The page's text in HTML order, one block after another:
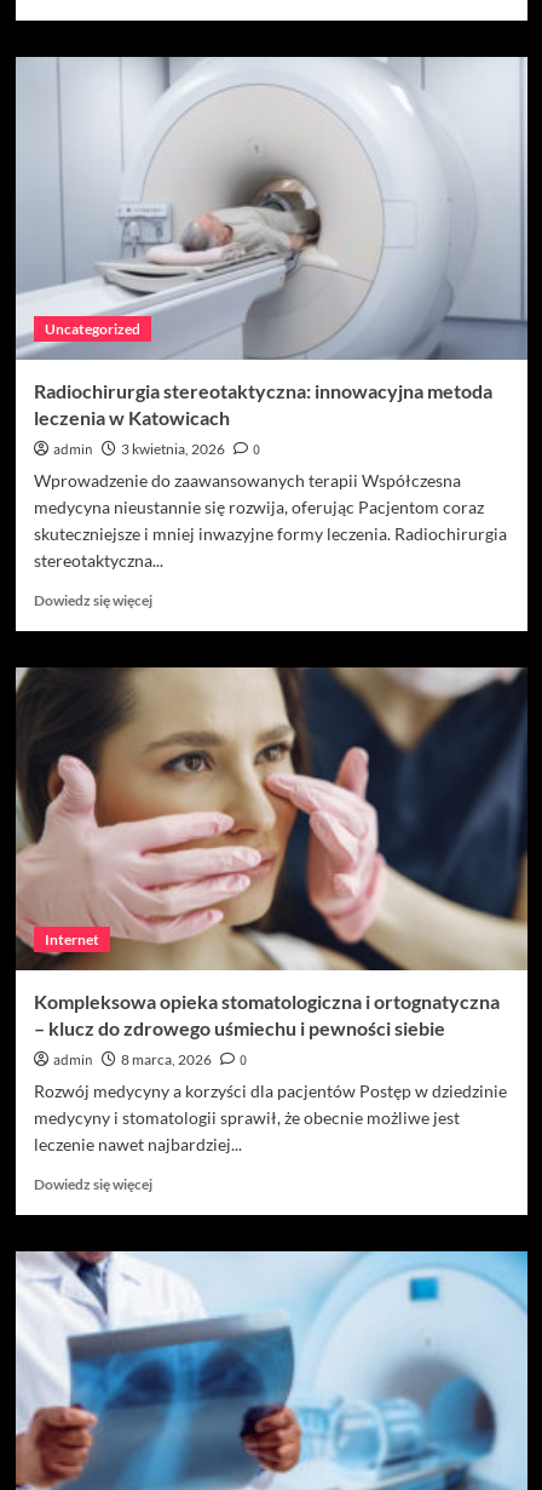
o
Nowoczesne
Metody
Leczenia
w
Knife
Exira:
Radiochirurgia
Stereotaktyczna
i
MRI
Uncategorized
Radiochirurgia stereotaktyczna: innowacyjna metoda
leczenia w Katowicach
admin 3 kwietnia, 2026
0
Wprowadzenie do zaawansowanych terapii Współczesna
medycyna nieustannie się rozwija, oferując Pacjentom coraz
skuteczniejsze i mniej inwazyjne formy leczenia. Radiochirurgia
stereotaktyczna...
Dowiedz się więcejDowiedz
o
innowacyjna
metoda
leczenia
w
Katowicach
Internet
Kompleksowa opieka stomatologiczna i ortognatyczna
– klucz do zdrowego uśmiechu i pewności siebie
admin 8 marca, 2026
0
Rozwój medycyny a korzyści dla pacjentów Postęp w dziedzinie
medycyny i stomatologii sprawił, że obecnie możliwe jest
leczenie nawet najbardziej...
Dowiedz się więcejDowiedz
o
Kompleksowa
stomatologiczna
i
ortognatyczna
klucz
do
uśmiechu